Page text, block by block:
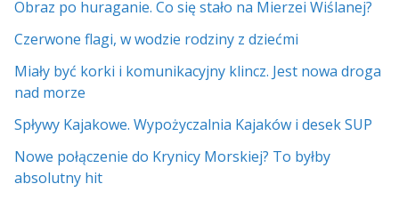
Obraz po huraganie. Co się stało na Mierzei Wiślanej?
Czerwone flagi, w wodzie rodziny z dziećmi
Miały być korki i komunikacyjny klincz. Jest nowa droga
nad morze
Spływy Kajakowe. Wypożyczalnia Kajaków i desek SUP
Nowe połączenie do Krynicy Morskiej? To byłby
absolutny hit